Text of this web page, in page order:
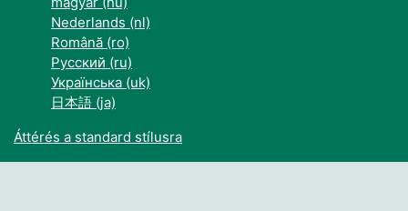
Nederlands ‎(nl)‎
Română ‎(ro)‎
Русский ‎(ru)‎
Українська ‎(uk)‎
日本語 ‎(ja)‎
Áttérés a standard stílusra